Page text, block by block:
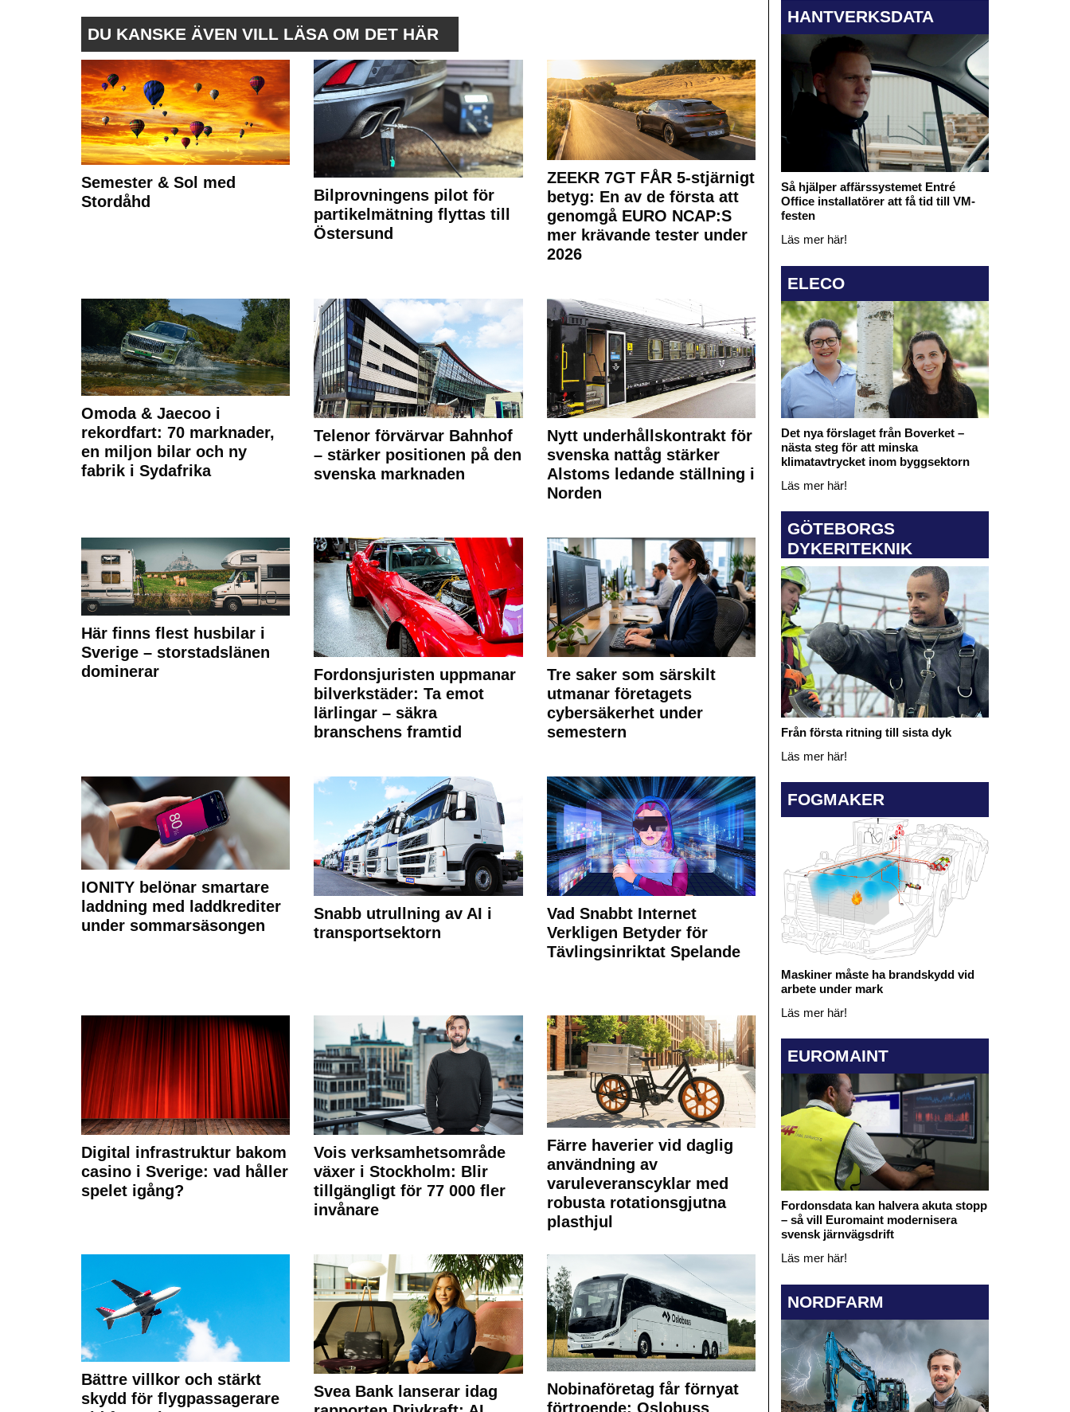
DU KANSKE ÄVEN VILL LÄSA OM DET HÄR
Semester & Sol med
Stordåhd
Bilprovningens pilot för
partikelmätning flyttas till
Östersund
ZEEKR 7GT FÅR 5-stjärnigt
betyg: En av de första att
genomgå EURO NCAP:S
mer krävande tester under
2026
Omoda & Jaecoo i
rekordfart: 70 marknader,
en miljon bilar och ny
fabrik i Sydafrika
Telenor förvärvar Bahnhof
– stärker positionen på den
svenska marknaden
Nytt underhållskontrakt för
svenska nattåg stärker
Alstoms ledande ställning i
Norden
Här finns flest husbilar i
Sverige – storstadslänen
dominerar
Fordonsjuristen uppmanar
bilverkstäder: Ta emot
lärlingar – säkra
branschens framtid
Tre saker som särskilt
utmanar företagets
cybersäkerhet under
semestern
IONITY belönar smartare
laddning med laddkrediter
under sommarsäsongen
Snabb utrullning av AI i
transportsektorn
Vad Snabbt Internet
Verkligen Betyder för
Tävlingsinriktat Spelande
Digital infrastruktur bakom
casino i Sverige: vad håller
spelet igång?
Vois verksamhetsområde
växer i Stockholm: Blir
tillgängligt för 77 000 fler
invånare
Färre haverier vid daglig
användning av
varuleveranscyklar med
robusta rotationsgjutna
plasthjul
Bättre villkor och stärkt
skydd för flygpassagerare
Svea Bank lanserar idag
Nobinaföretag får förnyat
förtroende: Oslobuss
HANTVERKSDATA
Så hjälper affärssystemet Entré
Office installatörer att få tid till VM-
festen
Läs mer här!
ELECO
Det nya förslaget från Boverket –
nästa steg för att minska
klimatavtrycket inom byggsektorn
Läs mer här!
GÖTEBORGS
DYKERITEKNIK
Från första ritning till sista dyk
Läs mer här!
FOGMAKER
Maskiner måste ha brandskydd vid
arbete under mark
Läs mer här!
EUROMAINT
Fordonsdata kan halvera akuta stopp
– så vill Euromaint modernisera
svensk järnvägsdrift
Läs mer här!
NORDFARM